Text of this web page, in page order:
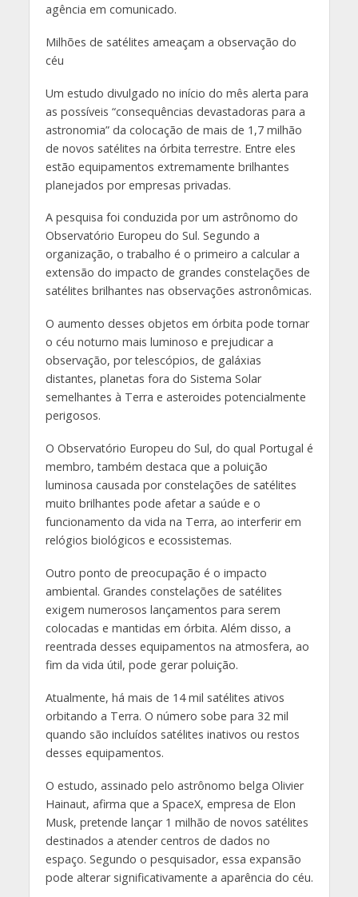
agência em comunicado.
Milhões de satélites ameaçam a observação do
céu
Um estudo divulgado no início do mês alerta para
as possíveis “consequências devastadoras para a
astronomia” da colocação de mais de 1,7 milhão
de novos satélites na órbita terrestre. Entre eles
estão equipamentos extremamente brilhantes
planejados por empresas privadas.
A pesquisa foi conduzida por um astrônomo do
Observatório Europeu do Sul. Segundo a
organização, o trabalho é o primeiro a calcular a
extensão do impacto de grandes constelações de
satélites brilhantes nas observações astronômicas.
O aumento desses objetos em órbita pode tornar
o céu noturno mais luminoso e prejudicar a
observação, por telescópios, de galáxias
distantes, planetas fora do Sistema Solar
semelhantes à Terra e asteroides potencialmente
perigosos.
O Observatório Europeu do Sul, do qual Portugal é
membro, também destaca que a poluição
luminosa causada por constelações de satélites
muito brilhantes pode afetar a saúde e o
funcionamento da vida na Terra, ao interferir em
relógios biológicos e ecossistemas.
Outro ponto de preocupação é o impacto
ambiental. Grandes constelações de satélites
exigem numerosos lançamentos para serem
colocadas e mantidas em órbita. Além disso, a
reentrada desses equipamentos na atmosfera, ao
fim da vida útil, pode gerar poluição.
Atualmente, há mais de 14 mil satélites ativos
orbitando a Terra. O número sobe para 32 mil
quando são incluídos satélites inativos ou restos
desses equipamentos.
O estudo, assinado pelo astrônomo belga Olivier
Hainaut, afirma que a SpaceX, empresa de Elon
Musk, pretende lançar 1 milhão de novos satélites
destinados a atender centros de dados no
espaço. Segundo o pesquisador, essa expansão
pode alterar significativamente a aparência do céu.